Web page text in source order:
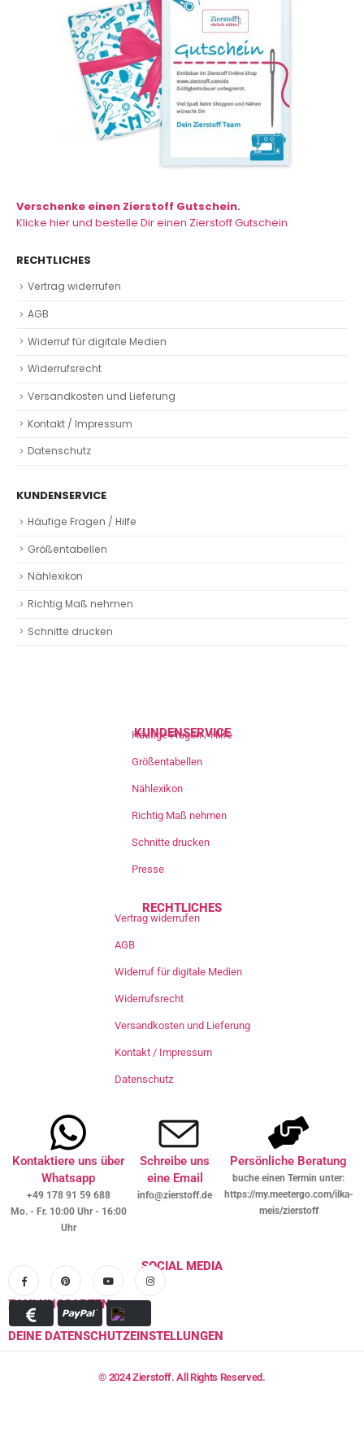
Verschenke einen Zierstoff Gutschein.
Klicke hier und bestelle Dir einen Zierstoff Gutschein
RECHTLICHES
Vertrag widerrufen
AGB
Widerruf für digitale Medien
Widerrufsrecht
Versandkosten und Lieferung
Kontakt / Impressum
Datenschutz
KUNDENSERVICE
Häufige Fragen / Hilfe
Größentabellen
Nählexikon
Richtig Maß nehmen
Schnitte drucken
KUNDENSERVICE
Häufige Fragen / Hilfe
Größentabellen
Nählexikon
Richtig Maß nehmen
Schnitte drucken
Presse
RECHTLICHES
Vertrag widerrufen
AGB
Widerruf für digitale Medien
Widerrufsrecht
Versandkosten und Lieferung
Kontakt / Impressum
Datenschutz
Kontaktiere uns über
Whatsapp
+49 178 91 59 688
Mo. - Fr. 10:00 Uhr - 16:00
Uhr
Schreibe uns
eine Email
info@zierstoff.de
Persönliche Beratung
buche einen Termin unter:
https://my.meetergo.com/ilka-
meis/zierstoff
SOCIAL MEDIA
ZAHLUNGSARTEN
DEINE DATENSCHUTZEINSTELLUNGEN
© 2024 Zierstoff. All Rights Reserved.